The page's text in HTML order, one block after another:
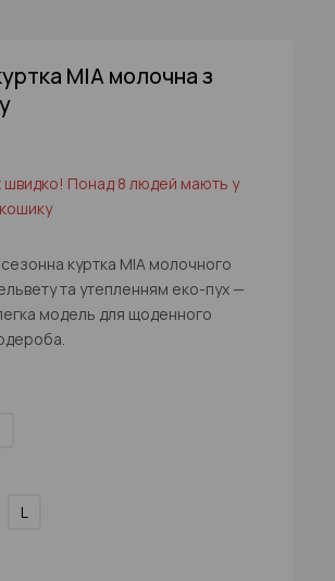
MIA молочна з
проданих за останні 20 год
Понад 8 людей мають у
куртка MIA молочного
та утепленням еко-пух —
модель для щоденного
L